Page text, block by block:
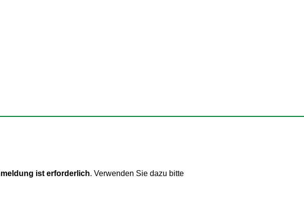
ist erforderlich. Verwenden Sie dazu bitte